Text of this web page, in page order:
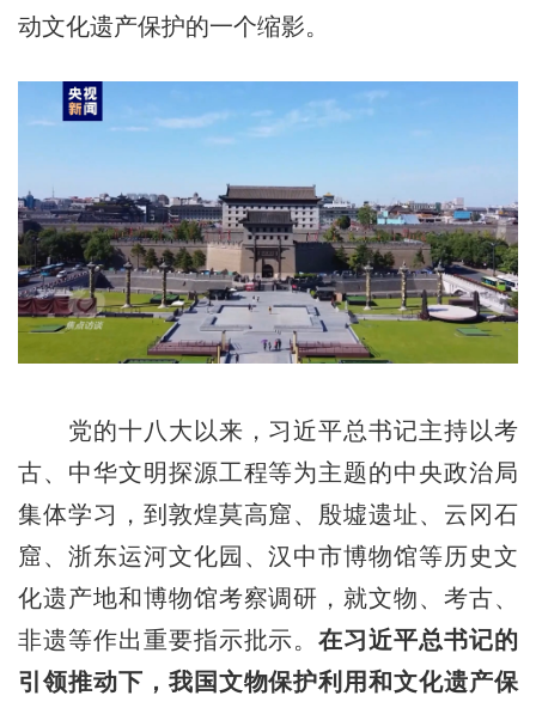
动文化遗产保护的一个缩影。
党的十八大以来，习近平总书记主持以考
古、中华文明探源工程等为主题的中央政治局
集体学习，到敦煌莫高窟、殷墟遗址、云冈石
窟、浙东运河文化园、汉中市博物馆等历史文
化遗产地和博物馆考察调研，就文物、考古、
非遗等作出重要指示批示。在习近平总书记的
引领推动下，我国文物保护利用和文化遗产保